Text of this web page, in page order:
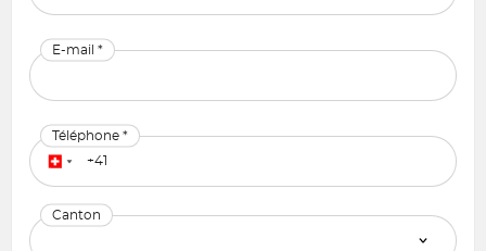
E-mail *
Téléphone *
Canton